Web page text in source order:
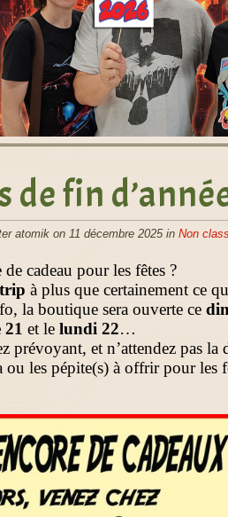
de fin
atomik on 11 décembre 2025 in Non
de cadeau pour les fêtes ?
à plus que certainement ce
la boutique sera ouverte ce
et lelundi 22…
prévoyant, et n’attendez pas
ou les pépite(s) à offrir pour les